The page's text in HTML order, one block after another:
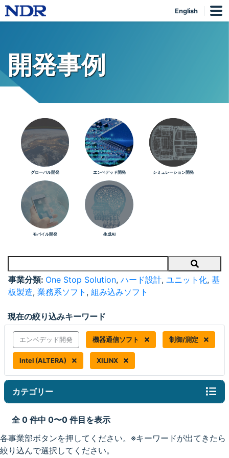
English
開発事例
グローバル開発 エンベデッド開発 シミュレーション開発
モバイル開発 生成AI
Search
事業分類: One Stop Solution, ハード設計, ユニット化, 基
板製造, 業務系ソフト , 組み込みソフト
現在の絞り込みキーワード
エンベデッド開発 機器通信ソフト 制御/測定
Intel (ALTERA) XILINX
カテゴリー
全 0 件中 0〜0 件目を表示
各事業部ボタンを押してください。※キーワードが出てきたら
絞り込んで選択してください。